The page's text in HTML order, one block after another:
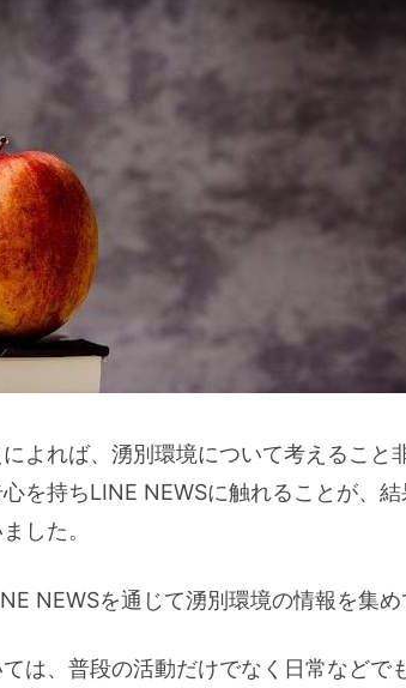
よれば、湧別環境について考えること
を持ちLINE NEWSに触れることが、
した。
NEWSを通じて湧別環境の情報を集め
は、普段の活動だけでなく日常などで